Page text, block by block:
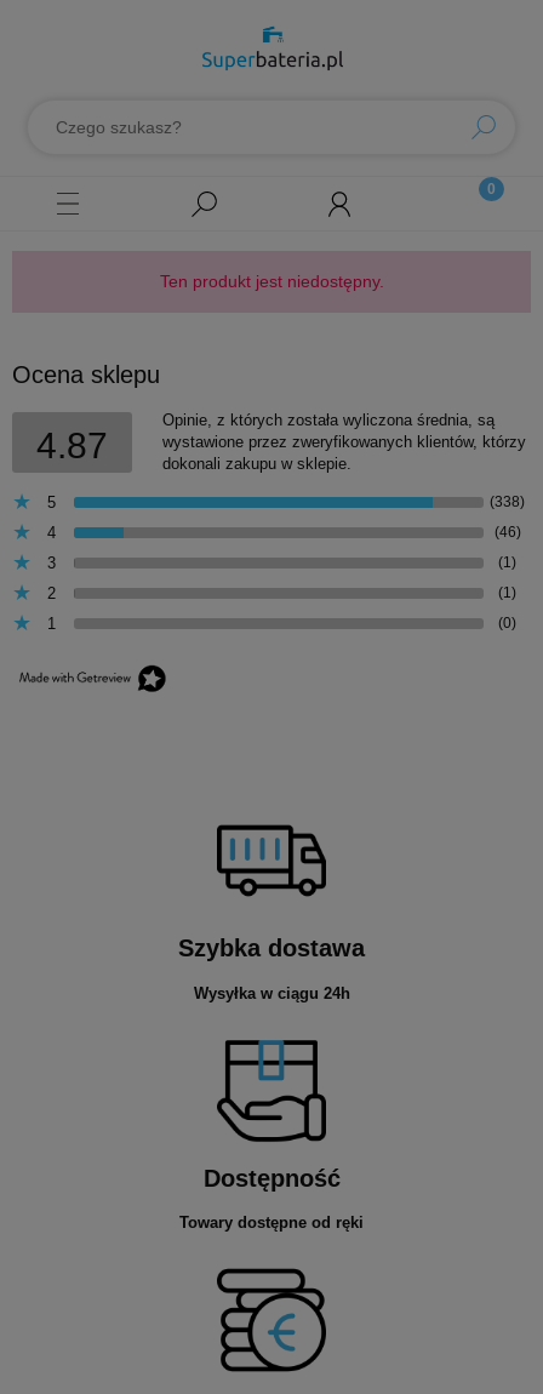
Ten produkt jest niedostępny.
Ocena sklepu
4.87
Opinie, z których została wyliczona średnia, są
wystawione przez zweryfikowanych klientów, którzy
dokonali zakupu w sklepie.
5 (338)
4 (46)
3 (1)
2 (1)
1 (0)
Szybka dostawa
Wysyłka w ciągu 24h
Dostępność
Towary dostępne od ręki